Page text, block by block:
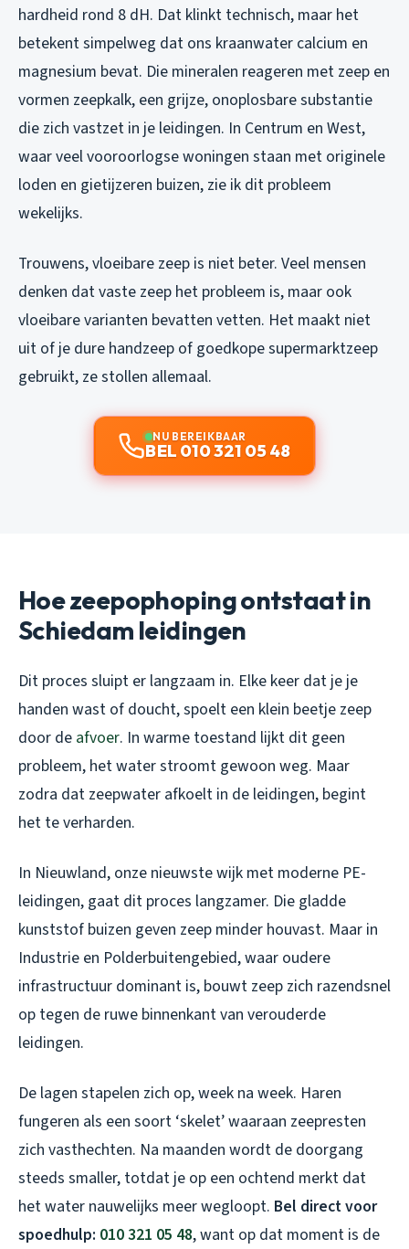
hardheid rond 8 dH. Dat klinkt technisch, maar het
betekent simpelweg dat ons kraanwater calcium en
magnesium bevat. Die mineralen reageren met zeep en
vormen zeepkalk, een grijze, onoplosbare substantie
die zich vastzet in je leidingen. In Centrum en West,
waar veel vooroorlogse woningen staan met originele
loden en gietijzeren buizen, zie ik dit probleem
wekelijks.
Trouwens, vloeibare zeep is niet beter. Veel mensen
denken dat vaste zeep het probleem is, maar ook
vloeibare varianten bevatten vetten. Het maakt niet
uit of je dure handzeep of goedkope supermarktzeep
gebruikt, ze stollen allemaal.
NU BEREIKBAAR
BEL 010 321 05 48
Hoe zeepophoping ontstaat in
Schiedam leidingen
Dit proces sluipt er langzaam in. Elke keer dat je je
handen wast of doucht, spoelt een klein beetje zeep
door de afvoer. In warme toestand lijkt dit geen
probleem, het water stroomt gewoon weg. Maar
zodra dat zeepwater afkoelt in de leidingen, begint
het te verharden.
In Nieuwland, onze nieuwste wijk met moderne PE-
leidingen, gaat dit proces langzamer. Die gladde
kunststof buizen geven zeep minder houvast. Maar in
Industrie en Polderbuitengebied, waar oudere
infrastructuur dominant is, bouwt zeep zich razendsnel
op tegen de ruwe binnenkant van verouderde
leidingen.
De lagen stapelen zich op, week na week. Haren
fungeren als een soort ‘skelet’ waaraan zeepresten
zich vasthechten. Na maanden wordt de doorgang
steeds smaller, totdat je op een ochtend merkt dat
het water nauwelijks meer wegloopt. Bel direct voor
spoedhulp: 010 321 05 48, want op dat moment is de